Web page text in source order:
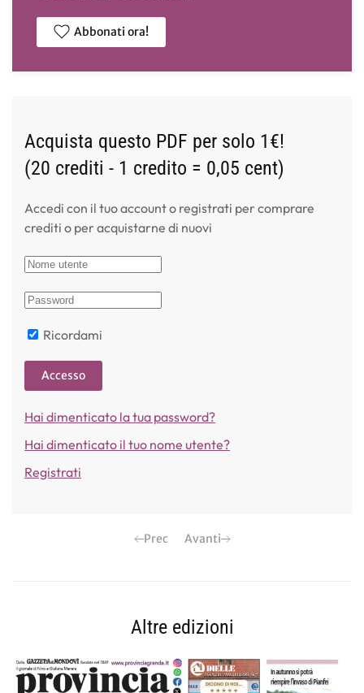
Abbonati ora!
Acquista questo PDF per solo 1€!
(20 crediti - 1 credito = 0,05 cent)
Accedi con il tuo account o registrati per comprare
crediti o per acquistarne di nuovi
Ricordami
Accesso
Hai dimenticato la tua password?
Hai dimenticato il tuo nome utente?
Registrati
Prec Avanti
Altre edizioni